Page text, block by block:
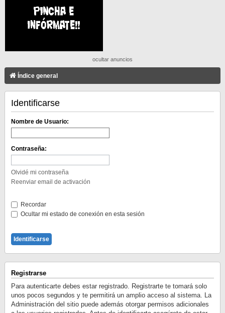
ocultar anuncios
Índice general
Identificarse
Nombre de Usuario:
Contraseña:
Olvidé mi contraseña
Reenviar email de activación
Recordar
Ocultar mi estado de conexión en esta sesión
Registrarse
Para autenticarte debes estar registrado. Registrarte te tomará solo
unos pocos segundos y te permitirá un amplio acceso al sistema. La
Administración del sitio puede además otorgar permisos adicionales